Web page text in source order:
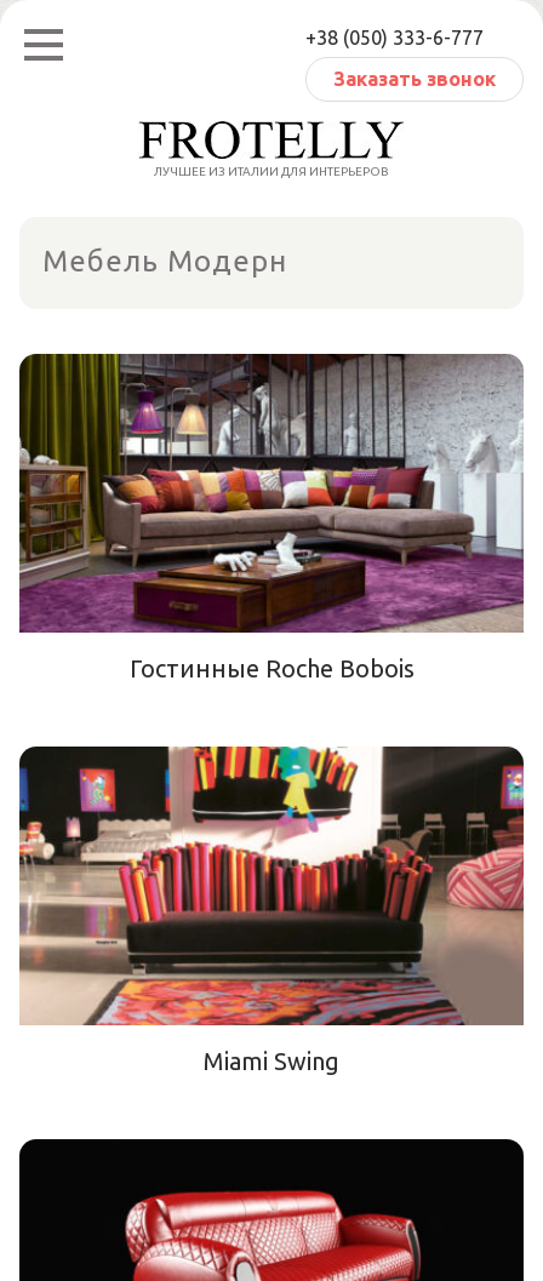
Перейти
содержанию
+38 (050) 333-6-777
Заказать звонок
ЛУЧШЕЕ ИЗ ИТАЛИИ ДЛЯ ИНТЕРЬЕРОВ
Мебель Модерн
Гостинные Roche Bobois
Miami Swing